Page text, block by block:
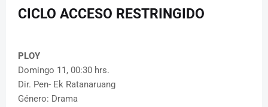
CICLO ACCESO RESTRINGIDO
PLOY
Domingo 11, 00:30 hrs.
Dir. Pen- Ek Ratanaruang
Género: Drama